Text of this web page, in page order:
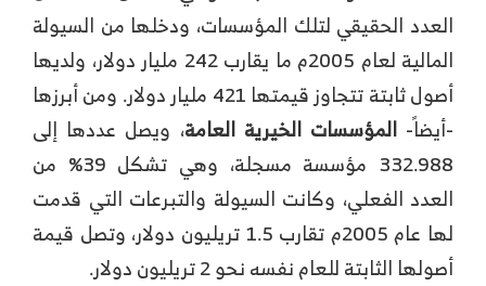
العدد الحقيقي لتلك المؤسسات، ودخلها من السيولة
المالية لعام 2005م ما يقارب 242 مليار دولار، ولديها
أصول ثابتة تتجاوز قيمتها 421 مليار دولار. ومن أبرزها
-أيضاً-المؤسسات الخيرية العامة، ويصل عددها إلى
332.988 مؤسسة مسجلة، وهي تشكل 39% من
العدد الفعلي، وكانت السيولة والتبرعات التي قدمت
لها عام 2005م تقارب 1.5 تريليون دولار، وتصل قيمة
أصولها الثابتة للعام نفسه نحو 2 تريليون دولار.